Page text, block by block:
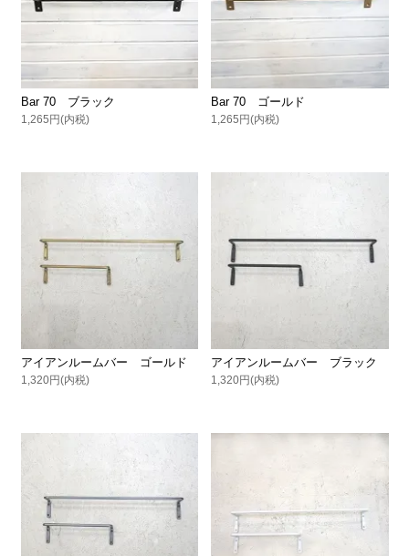
Bar 70 ブラック
1,265円(内税)
Bar 70 ゴールド
1,265円(内税)
アイアンルームバー ゴールド
1,320円(内税)
アイアンルームバー ブラック
1,320円(内税)